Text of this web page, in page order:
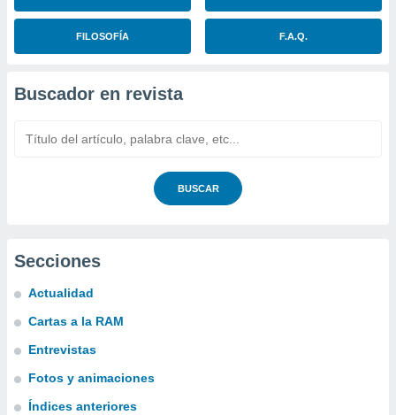
FILOSOFÍA F.A.Q.
Buscador en revista
BUSCAR
Secciones
Actualidad
Cartas a la RAM
Entrevistas
Fotos y animaciones
Índices anteriores